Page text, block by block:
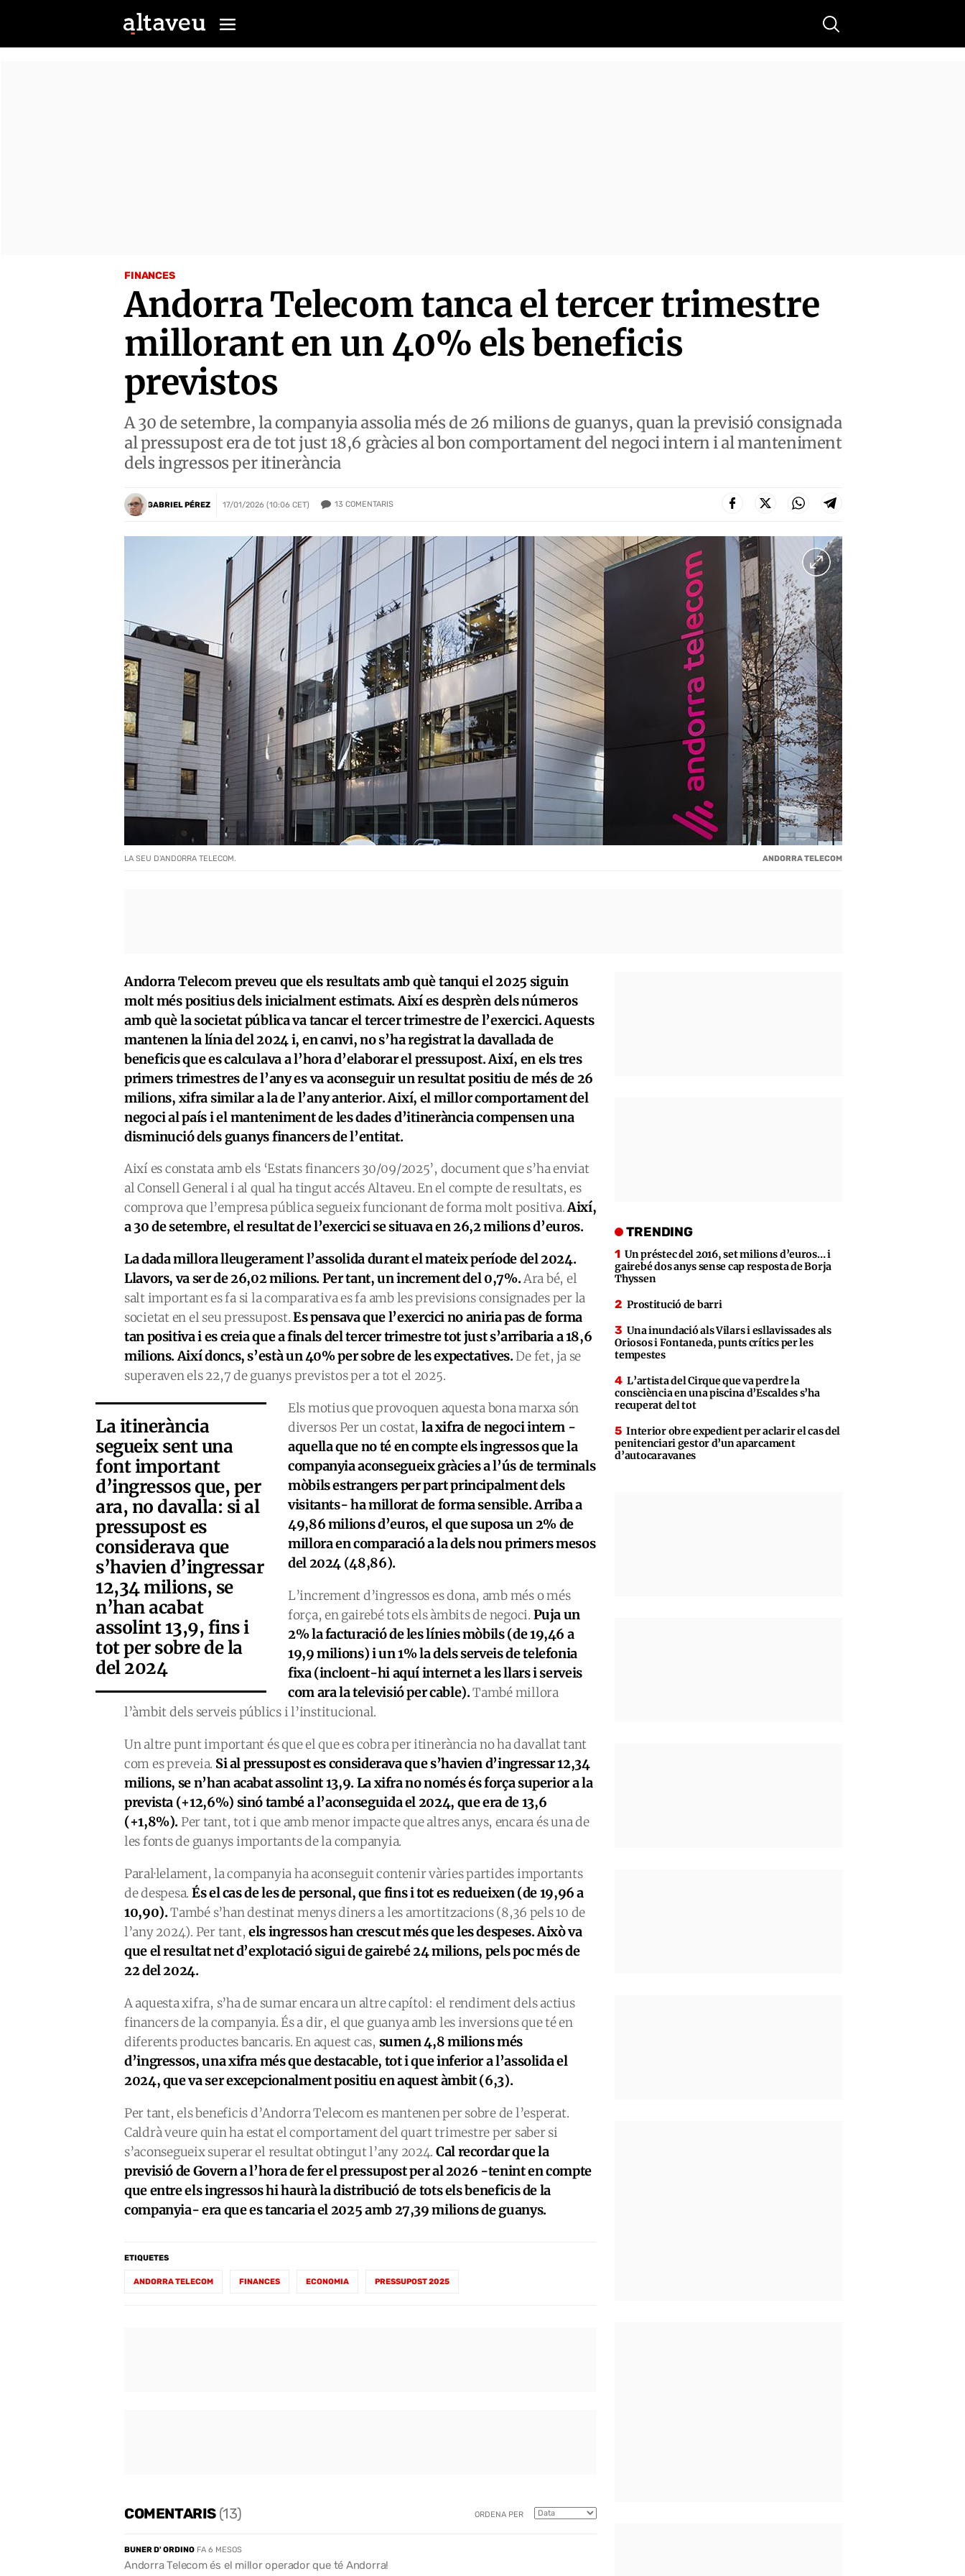
Buscar
FINANCES
Andorra Telecom tanca el tercer trimestre
millorant en un 40% els beneficis
previstos
A 30 de setembre, la companyia assolia més de 26 milions de guanys, quan la previsió consignada
al pressupost era de tot just 18,6 gràcies al bon comportament del negoci intern i al manteniment
dels ingressos per itinerància
GABRIEL PÉREZ 17/01/2026 (10:06 CET) 13 COMENTARIS
LA SEU D'ANDORRA TELECOM. ANDORRA TELECOM
Andorra Telecom preveu que els resultats amb què tanqui el 2025 siguin
molt més positius dels inicialment estimats. Així es desprèn dels números
amb què la societat pública va tancar el tercer trimestre de l’exercici. Aquests
mantenen la línia del 2024 i, en canvi, no s’ha registrat la davallada de
beneficis que es calculava a l’hora d’elaborar el pressupost. Així, en els tres
primers trimestres de l’any es va aconseguir un resultat positiu de més de 26
milions, xifra similar a la de l’any anterior. Així, el millor comportament del
negoci al país i el manteniment de les dades d’itinerància compensen una
disminució dels guanys financers de l’entitat.
Així es constata amb els ‘Estats financers 30/09/2025’, document que s’ha enviat
al Consell General i al qual ha tingut accés Altaveu. En el compte de resultats, es
comprova que l’empresa pública segueix funcionant de forma molt positiva.Així,
a 30 de setembre, el resultat de l’exercici se situava en 26,2 milions d’euros.
La dada millora lleugerament l’assolida durant el mateix període del 2024.
Llavors, va ser de 26,02 milions. Per tant, un increment del 0,7%.Ara bé, el
salt important es fa si la comparativa es fa amb les previsions consignades per la
societat en el seu pressupost.Es pensava que l’exercici no aniria pas de forma
tan positiva i es creia que a finals del tercer trimestre tot just s’arribaria a 18,6
milions. Així doncs, s’està un 40% per sobre de les expectatives.De fet, ja se
superaven els 22,7 de guanys previstos per a tot el 2025.
La itinerància
segueix sent una
font important
d’ingressos que, per
ara, no davalla: si al
pressupost es
considerava que
s’havien d’ingressar
12,34 milions, se
n’han acabat
assolint 13,9, fins i
tot per sobre de la
del 2024
Els motius que provoquen aquesta bona marxa són
diversos Per un costat, la xifra de negoci intern -
aquella que no té en compte els ingressos que la
companyia aconsegueix gràcies a l’ús de terminals
mòbils estrangers per part principalment dels
visitants- ha millorat de forma sensible. Arriba a
49,86 milions d’euros, el que suposa un 2% de
millora en comparació a la dels nou primers mesos
del 2024 (48,86).
L’increment d’ingressos es dona, amb més o més
força, en gairebé tots els àmbits de negoci. Puja un
2% la facturació de les línies mòbils (de 19,46 a
19,9 milions) iun 1% la dels serveis de telefonia
fixa (incloent-hi aquí internet a les llars i serveis
com ara la televisió per cable).També millora
l’àmbit dels serveis públics i l’institucional.
Un altre punt important és que el que es cobra per itinerància no ha davallat tant
com es preveia. Si al pressupost es considerava que s’havien d’ingressar 12,34
milions, se n’hanacabat assolint 13,9. La xifra no només és força superior a la
prevista (+12,6%) sinó també a l’aconseguida el 2024, que era de 13,6
(+1,8%). Per tant, tot i que amb menor impacte que altres anys, encara és una de
les fonts de guanys importants de la companyia.
Paral·lelament, la companyia ha aconseguit contenir vàries partides importants
de despesa. És el cas de les de personal, que fins i tot es redueixen (de 19,96 a
10,90).També s’han destinat menys diners a les amortitzacions (8,36 pels 10 de
l’any 2024). Per tant,els ingressos han crescut més que les despeses. Això va
que el resultat net d’explotació sigui de gairebé 24 milions, pels poc més de
22 del 2024.
A aquesta xifra, s’ha de sumar encara un altre capítol: el rendiment dels actius
financers de la companyia. És a dir, el que guanya amb les inversions que té en
diferents productes bancaris. En aquest cas, sumen 4,8 milions més
d’ingressos, una xifra més que destacable, tot i que inferior a l’assolida el
2024, que va ser excepcionalment positiu en aquest àmbit (6,3).
Per tant, els beneficis d’Andorra Telecom es mantenen per sobre de l’esperat.
Caldrà veure quin ha estat el comportament del quart trimestre per saber si
s’aconsegueix superar el resultat obtingut l’any 2024. Cal recordar que la
previsió deGovern a l’hora de fer el pressupost per al 2026 -tenint en compte
que entre els ingressos hi haurà la distribució de tots els beneficis de la
companyia- era que es tancaria el 2025 amb 27,39 milions de guanys.
ETIQUETES
ANDORRA TELECOM FINANCES ECONOMIA PRESSUPOST 2025
COMENTARIS (13) ORDENA PER
BUNER D' ORDINO FA 6 MESOS
Andorra Telecom és el millor operador que té Andorra!
TRENDING
Un préstec del 2016, set milions d’euros… i
gairebé dos anys sense cap resposta de Borja
Thyssen
Prostitució de barri
Una inundació als Vilars i esllavissades als
Oriosos i Fontaneda, punts crítics per les
tempestes
L’artista del Cirque que va perdre la
consciència en una piscina d’Escaldes s’ha
recuperat del tot
Interior obre expedient per aclarir el cas del
penitenciari gestor d’un aparcament
d’autocaravanes